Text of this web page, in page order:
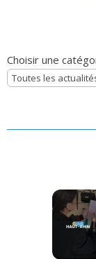
Choisir une